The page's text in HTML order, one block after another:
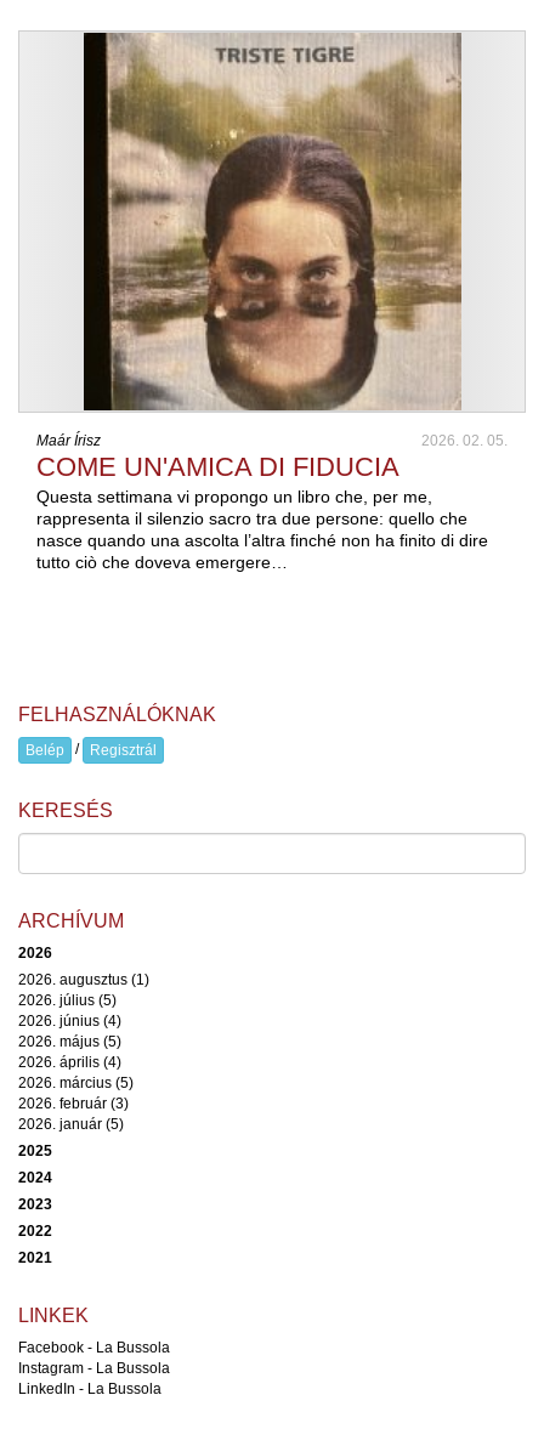
Maár Írisz 2026. 02. 05.
COME UN'AMICA DI FIDUCIA
Questa settimana vi propongo un libro che, per me,
rappresenta il silenzio sacro tra due persone: quello che
nasce quando una ascolta l’altra finché non ha finito di dire
tutto ciò che doveva emergere…
FELHASZNÁLÓKNAK
Belép / Regisztrál
KERESÉS
ARCHÍVUM
2026
2026. augusztus (1)
2026. július (5)
2026. június (4)
2026. május (5)
2026. április (4)
2026. március (5)
2026. február (3)
2026. január (5)
2025
2024
2023
2022
2021
LINKEK
Facebook - La Bussola
Instagram - La Bussola
LinkedIn - La Bussola